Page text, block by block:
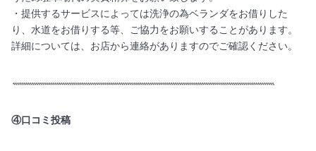
・提供するサービスによっては洗浄の為ベランダをお借りした
り、水道をお借りする等、ご協力をお願いすることがあります。
詳細については、お店から連絡がありますのでご確認ください。
④口コミ投稿